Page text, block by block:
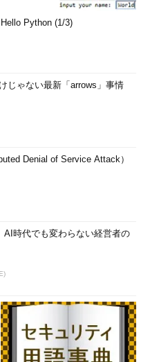
Hello Python (1/3)
じゃない最新「arrows」事情
Denial of Service Attack）
AI時代でも変わらない経営者の